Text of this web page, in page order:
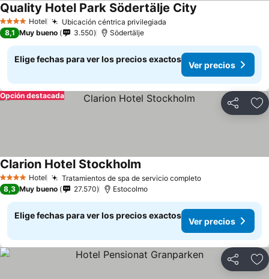
4 EstrellasHotel Ubicación céntrica privilegiada
Quality Hotel Park Södertälje City
8,1 Muy bueno 3.550 Södertälje
Elige fechas para ver los precios exactos
Ver precios
Compartir
Opción destacada
4 EstrellasHotel Tratamientos de spa de servicio completoVer precios
Clarion Hotel Stockholm
8,3 Muy bueno 27.570 Estocolmo
Elige fechas para ver los precios exactos
Ver precios
Compartir